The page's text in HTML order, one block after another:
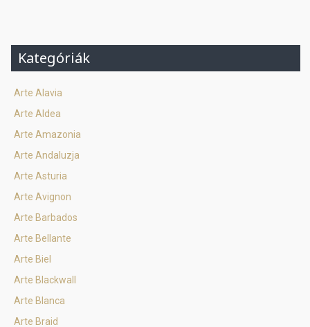
Kategóriák
Arte Alavia
Arte Aldea
Arte Amazonia
Arte Andaluzja
Arte Asturia
Arte Avignon
Arte Barbados
Arte Bellante
Arte Biel
Arte Blackwall
Arte Blanca
Arte Braid